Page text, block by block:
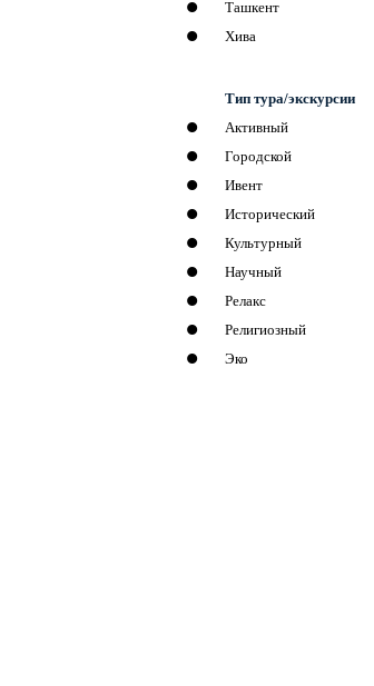
Ташкент
Хива
Тип тура/экскурсии
Активный
Городской
Ивент
Исторический
Культурный
Научный
Релакс
Религиозный
Эко